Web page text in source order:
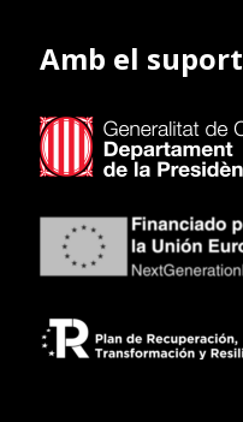
Amb el suport